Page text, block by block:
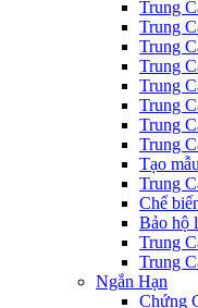
Trung
Trung
Trung
Trung
Trung
Trung
Trung
Trung
Tạo
Trung
Chế
Bảo hộ
Trung
Trung
Ngắn Hạn
Chứng